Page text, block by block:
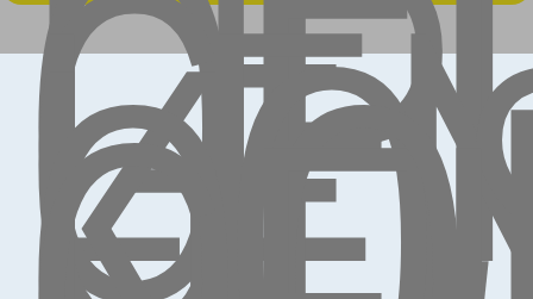
Contact
info@touringcarselect.be
Koning Albert II-laan 4, B12